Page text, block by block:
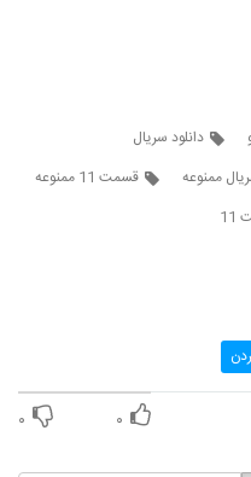
دانلود سریال
ممنوعه
قسمت 11 ممنوعه
۰ ۰